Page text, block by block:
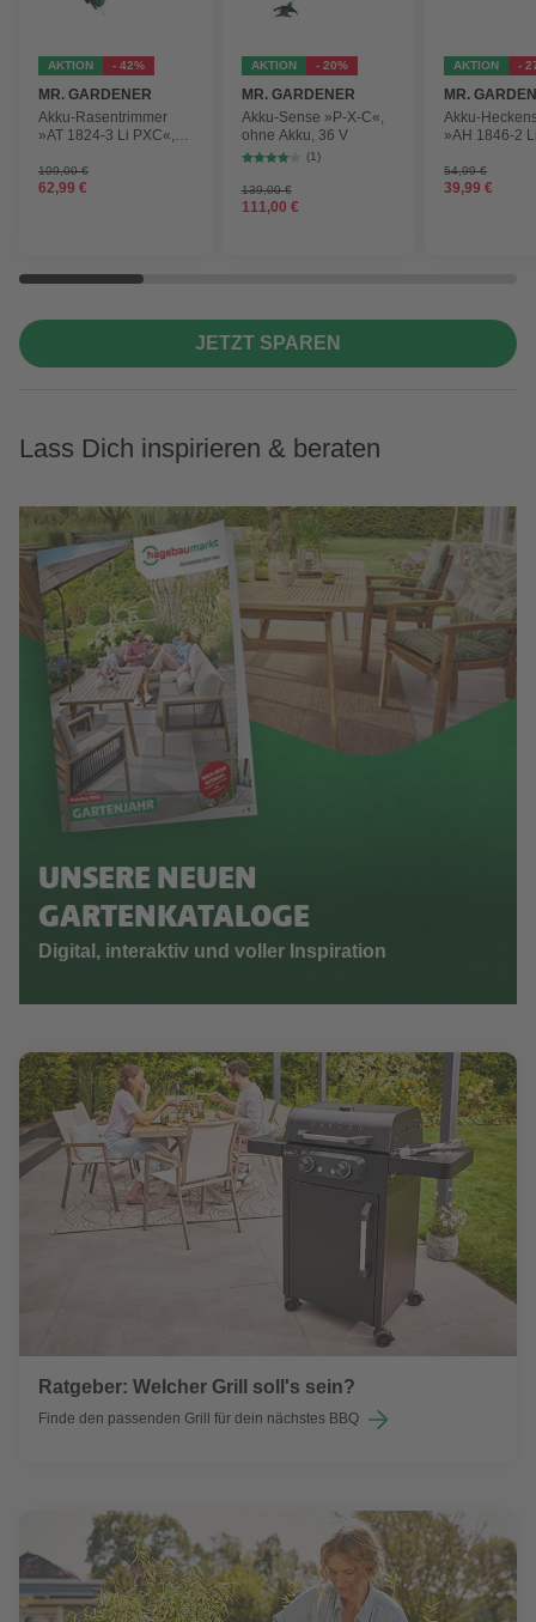
AKTION - 42%
MR. GARDENER
Akku-Rasentrimmer
»AT 1824-3 Li PXC«,
109,00 €
62,99 €
AKTION - 20%
MR. GARDENER
Akku-Sense »P-X-C«,
ohne Akku, 36 V
(1)
139,00 €
111,00 €
AKTION -
MR.
Akku-
»AH 1846-2
54,99 €
39,99 €
JETZT SPAREN
Lass Dich inspirieren & beraten
UNSERE NEUEN
GARTENKATALOGE
Digital, interaktiv und voller Inspiration
Ratgeber: Welcher Grill soll's sein?
Finde den passenden Grill für dein nächstes BBQ